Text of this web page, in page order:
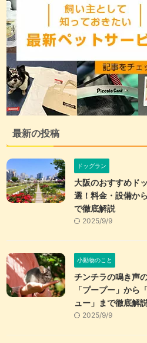
最新の投稿
ドッグラン
大阪のおすすめド
選！料金・設備か
で徹底解説
2025/9/9
小動物のこと
チンチラの鳴き声
「プープー」から
ュー」まで徹底解
2025/9/9